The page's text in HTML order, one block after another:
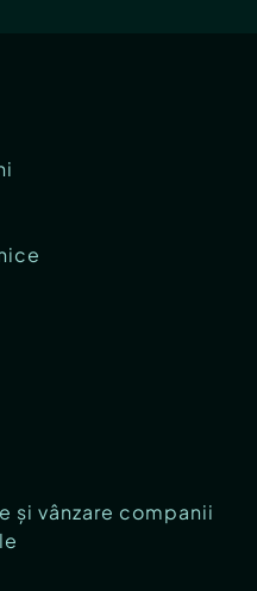
și vânzare companii